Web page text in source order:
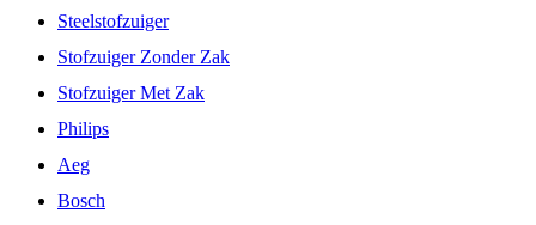
Steelstofzuiger
Stofzuiger Zonder Zak
Stofzuiger Met Zak
Philips
Aeg
Bosch